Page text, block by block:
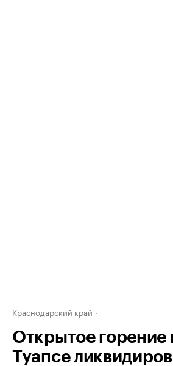
Краснодарский край
Открытое горение
Туапсе